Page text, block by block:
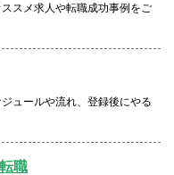
スメ求人や転職成功事例をご
ュールや流れ、登録後にやる
職